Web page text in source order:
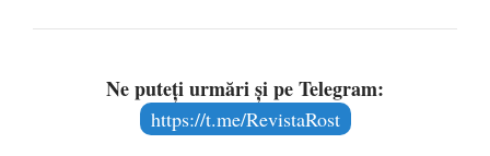
Ne puteți urmări și pe Telegram:
https://t.me/RevistaRost